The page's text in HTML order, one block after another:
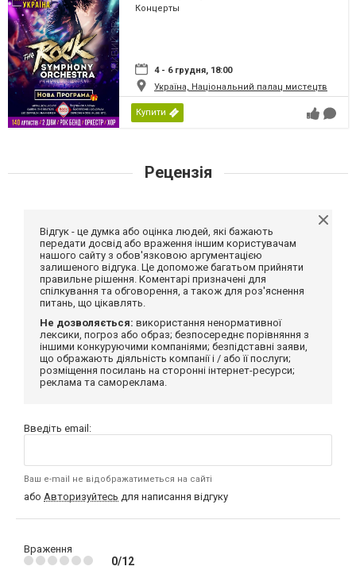
Концерты
4 - 6 грудня, 18:00
Україна, Національний палац мистецтв
Купити
Рецензія
Відгук - це думка або оцінка людей, які бажають
передати досвід або враження іншим користувачам
нашого сайту з обов'язковою аргументацією
залишеного відгука. Це допоможе багатьом прийняти
правильне рішення. Коментарі призначені для
спілкування та обговорення, а також для роз'яснення
питань, що цікавлять.
Не дозволяється: використання ненормативної
лексики, погроз або образ; безпосереднє порівняння з
іншими конкуруючими компаніями; безпідставні заяви,
що ображають діяльність компанії і / або її послуги;
розміщення посилань на сторонні інтернет-ресурси;
реклама та самореклама.
Введіть email:
Ваш e-mail не відображатиметься на сайті
або Авторизуйтесь для написання відгуку
Враження
0/12